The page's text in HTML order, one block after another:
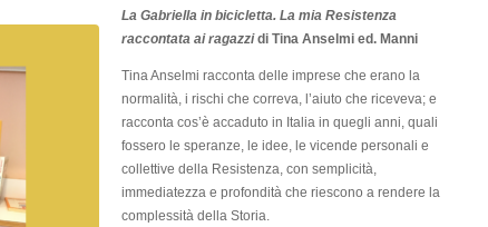
La Gabriella in bicicletta. La mia Resistenza
raccontata ai ragazzidi Tina Anselmi ed. Manni
Tina Anselmi racconta delle imprese che erano la
normalità, i rischi che correva, l’aiuto che riceveva; e
racconta cos’è accaduto in Italia in quegli anni, quali
fossero le speranze, le idee, le vicende personali e
collettive della Resistenza, con semplicità,
immediatezza e profondità che riescono a rendere la
complessità della Storia.